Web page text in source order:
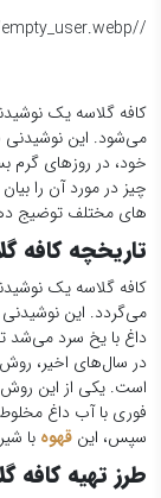
/
/uploads/2024/01/empty_user.webp
کافه گلاسه یک
می‌شود. این نوشیدنی
خود، در روزهای گرم
چیز در مورد آن را
های مختلف توضیج
تاریخچه کافه
کافه گلاسه یک
می‌گردد. این نوشیدنی
داغ با یخ سرد می‌شد
در سال‌های اخیر،
است. یکی از این
فوری با آب داغ
سپس، این قهوه با
طرز تهیه کافه